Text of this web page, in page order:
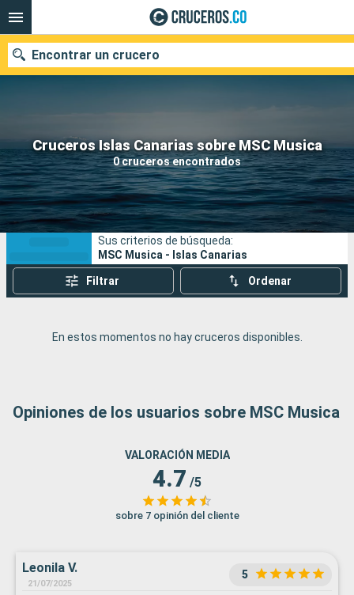
Cruceros Islas Canarias sobre MSC Musica
0 cruceros encontrados
Encontrar un crucero
Fecha de salida
Buscar
Sus criterios de búsqueda:
MSC Musica - Islas Canarias
Filtrar Ordenar
En estos momentos no hay cruceros disponibles.
Opiniones de los usuarios sobre MSC Musica
VALORACIÓN MEDIA
4.7 /5
sobre 7 opinión del cliente
Leonila V.
21/07/2025
5